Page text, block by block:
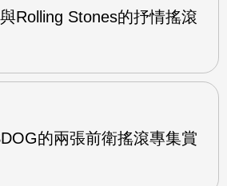
Rolling Stones的抒情搖滾
的兩張前衛搖滾專集賞